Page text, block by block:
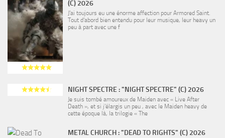
(C) 2026
J’ai toujours eu une énorme affection pour Armored Saint.
Tout d’abord bien entendu pour leur musique, leur heavy un
peu à part avec une f
NIGHT SPECTRE : "NIGHT SPECTRE" (C) 2026
Je suis tombé amoureux de Maiden avec « Live After
Death », et si j’élargis un peu , avec le Maiden heavy de
cette époque là, la trilogie « The
METAL CHURCH : "DEAD TO RIGHTS" (C) 2026